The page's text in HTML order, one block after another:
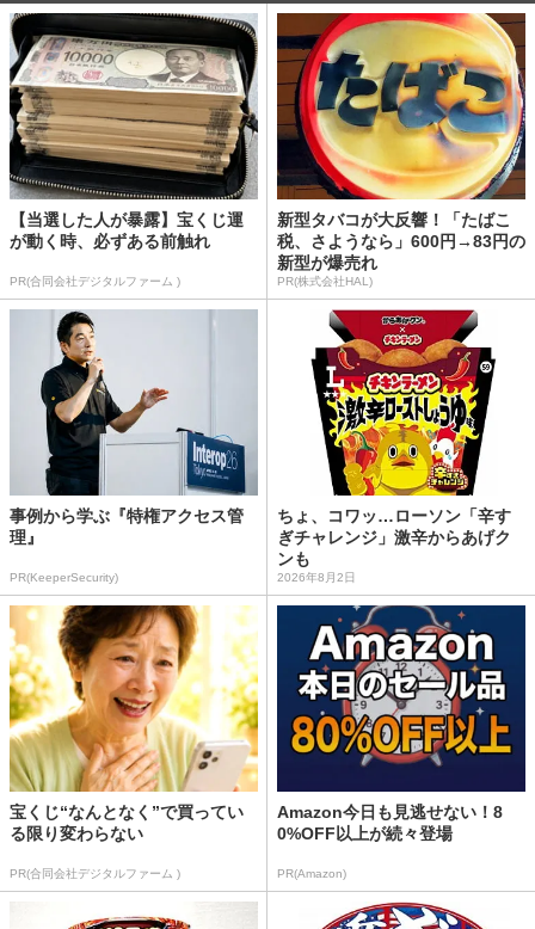
【当選した人が暴露】宝くじ運
が動く時、必ずある前触れ
PR(合同会社デジタルファーム )
新型タバコが大反響！「たばこ
税、さようなら」600円→83円の
新型が爆売れ
PR(株式会社HAL)
事例から学ぶ『特権アクセス管
理』
PR(KeeperSecurity)
ちょ、コワッ…ローソン「辛す
ぎチャレンジ」激辛からあげク
ンも
2026年8月2日
宝くじ“なんとなく”で買ってい
る限り変わらない
PR(合同会社デジタルファーム )
Amazon今日も見逃せない！8
0%OFF以上が続々登場
PR(Amazon)